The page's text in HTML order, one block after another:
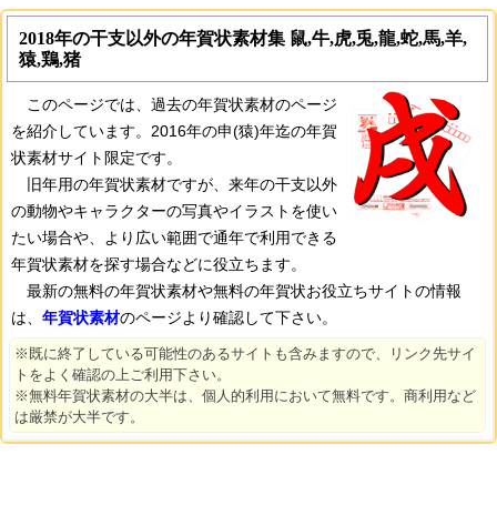
2018年の干支以外の年賀状素材集 鼠,牛,虎,兎,龍,蛇,馬,羊,
猿,鶏,猪
このページでは、過去の年賀状素材のページ
を紹介しています。2016年の申(猿)年迄の年賀
状素材サイト限定です。
旧年用の年賀状素材ですが、来年の干支以外
の動物やキャラクターの写真やイラストを使い
たい場合や、より広い範囲で通年で利用できる
年賀状素材を探す場合などに役立ちます。
最新の無料の年賀状素材や無料の年賀状お役立ちサイトの情報
は、 年賀状素材のページより確認して下さい。
※既に終了している可能性のあるサイトも含みますので、リンク先サイ
トをよく確認の上ご利用下さい。
※無料年賀状素材の大半は、個人的利用において無料です。商利用など
は厳禁が大半です。